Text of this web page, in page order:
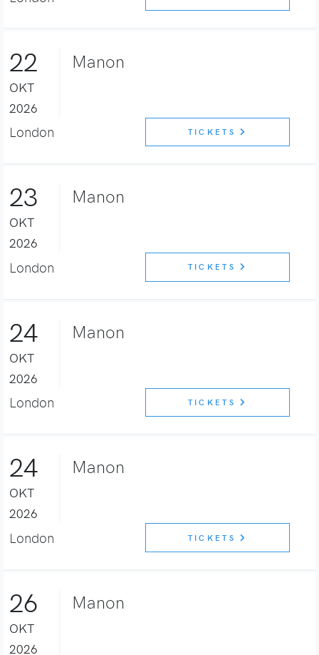
22
OKT
2026
Manon
London TICKETS
23
OKT
2026
Manon
London TICKETS
24
OKT
2026
Manon
London TICKETS
24
OKT
2026
Manon
London TICKETS
26
OKT
2026
Manon